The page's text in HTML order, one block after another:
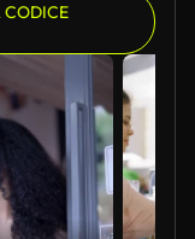
CODICE